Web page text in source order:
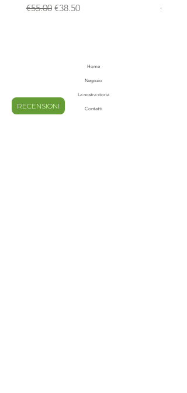
Regular Price
€55.00 Sale Price
€38.50 €90.00
Home
Negozio
La nostra storia
Contatti
RECENSIONI